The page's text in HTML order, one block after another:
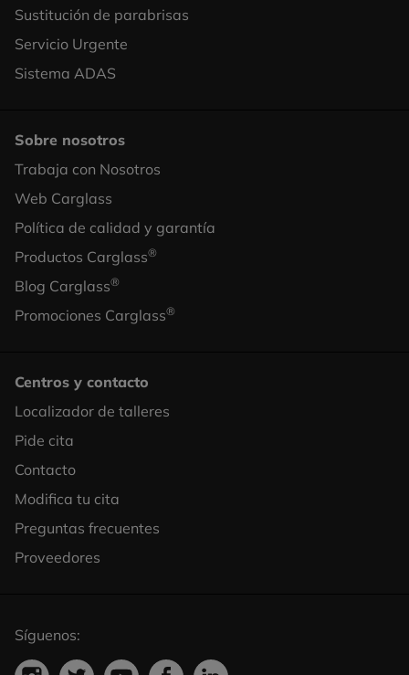
Sustitución de parabrisas
Servicio Urgente
Sistema ADAS
Sobre nosotros
Footer
Column
Trabaja con Nosotros
Web Carglass
Política de calidad y garantía
Productos Carglass®
Blog Carglass®
Promociones Carglass®
Centros y contacto
Footer
Column
Localizador de talleres
Pide cita
Contacto
Modifica tu cita
Preguntas frecuentes
Proveedores
Síguenos: